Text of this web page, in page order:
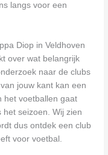
langs voor een
Diop in Veldhoven
over wat belangrijk
naar de clubs
jouw kant kan een
het voetballen gaat
seizoen. Wij zien
dus ontdek een club
voor voetbal.